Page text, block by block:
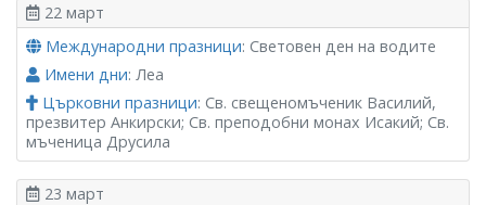
22 март
Международни празници: Световен ден на водите
Имени дни: Леа
Църковни празници: Св. свещеномъченик Василий,
презвитер Анкирски; Св. преподобни монах Исакий; Св.
мъченица Друсила
23 март